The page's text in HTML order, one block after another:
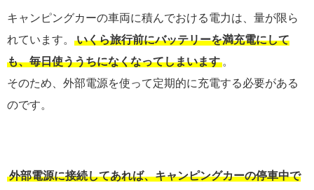
キャンピングカーの車両に積んでおける電力は、量が限ら
れています。
いくら旅行前にバッテリーを満充電にして
も、毎日使ううちになくなってしまいます 。
そのため、外部電源を使って定期的に充電する必要がある
のです。
外部電源に接続してあれば、キャンピングカーの停車中で